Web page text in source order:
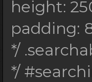
height:
padding:
*/
*/